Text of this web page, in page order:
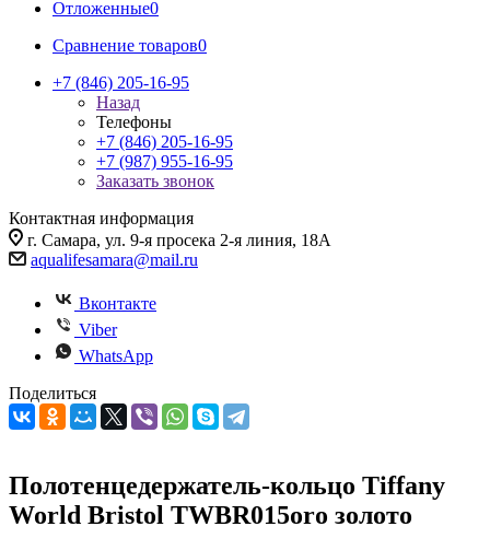
Отложенные0
Сравнение товаров0
+7 (846) 205-16-95
Назад
Телефоны
+7 (846) 205-16-95
+7 (987) 955-16-95
Заказать звонок
Контактная информация
г. Самара, ул. 9-я просека 2-я линия, 18А
aqualifesamara@mail.ru
Вконтакте
Viber
WhatsApp
Поделиться
Полотенцедержатель-кольцо Tiffany
World Bristol TWBR015oro золото